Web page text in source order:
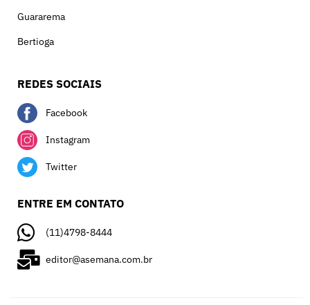
Guararema
Bertioga
REDES SOCIAIS
Facebook
Instagram
Twitter
ENTRE EM CONTATO
(11)4798-8444
editor@asemana.com.br